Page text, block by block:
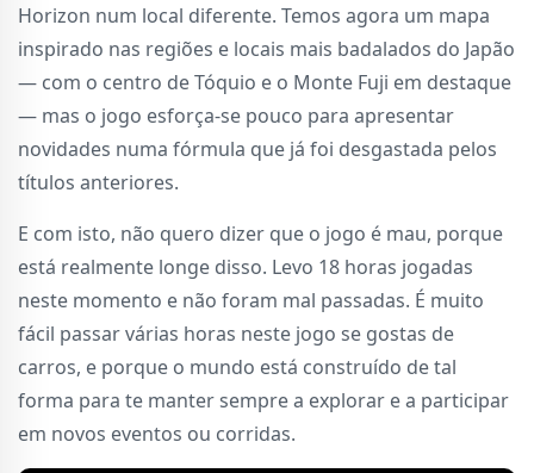
Horizon num local diferente. Temos agora um mapa
inspirado nas regiões e locais mais badalados do Japão
— com o centro de Tóquio e o Monte Fuji em destaque
— mas o jogo esforça-se pouco para apresentar
novidades numa fórmula que já foi desgastada pelos
títulos anteriores.
E com isto, não quero dizer que o jogo é mau, porque
está realmente longe disso. Levo 18 horas jogadas
neste momento e não foram mal passadas. É muito
fácil passar várias horas neste jogo se gostas de
carros, e porque o mundo está construído de tal
forma para te manter sempre a explorar e a participar
em novos eventos ou corridas.